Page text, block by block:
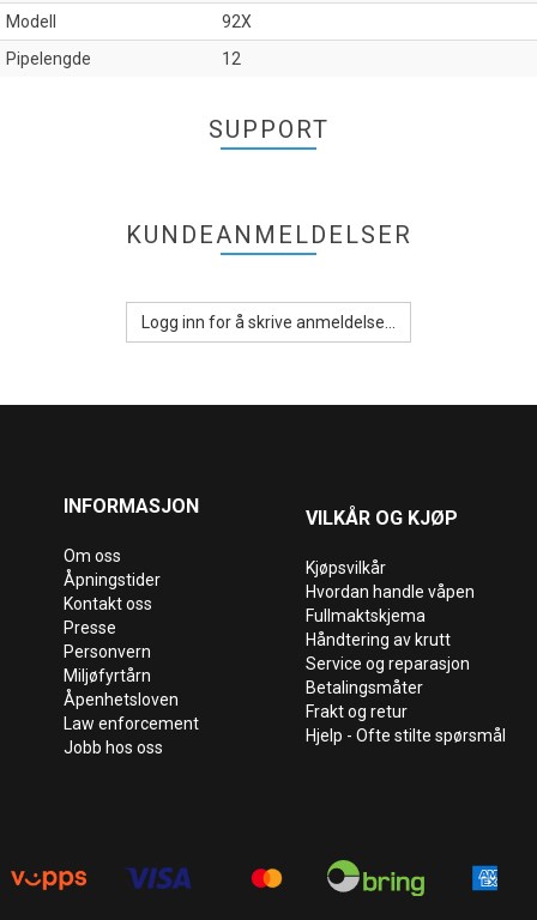
Modell
92X
Pipelengde
12
SUPPORT
KUNDEANMELDELSER
Logg inn for å skrive anmeldelse...
INFORMASJON
Om oss
Åpningstider
Kontakt oss
Presse
Personvern
Miljøfyrtårn
Åpenhetsloven
Law enforcement
Jobb hos oss
VILKÅR OG KJØP
Kjøpsvilkår
Hvordan handle våpen
Fullmaktskjema
Håndtering av krutt
Service og reparasjon
Betalingsmåter
Frakt og retur
Hjelp - Ofte stilte spørsmål